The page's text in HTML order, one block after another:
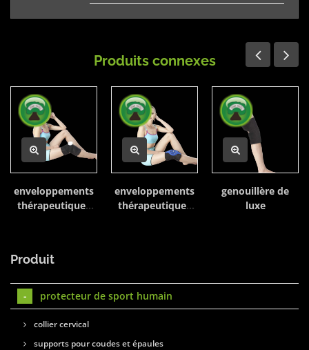
Produits connexes
enveloppements
thérapeutiques
enveloppements
thérapeutiques
genouillère de
luxe
Produit
protecteur de sport humain
collier cervical
supports pour coudes et épaules